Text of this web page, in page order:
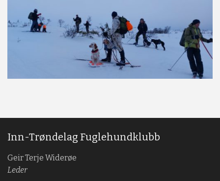
Galleri
Inn-Trøndelag Fuglehundklubb
Geir Terje Widerøe
Leder